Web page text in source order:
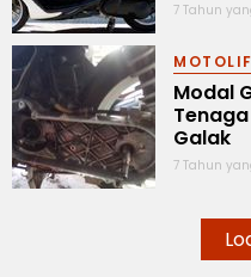
7 Tahun
Modal
Galak
7 Tahun